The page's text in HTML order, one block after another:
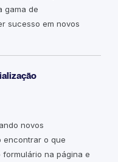
gama de
sucesso em novos
novos
encontrar o que
na página e